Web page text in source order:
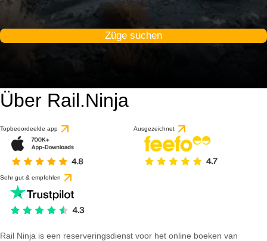
Züge suchen
Über Rail.Ninja
Topbeoordeelde app Ausgezeichnet
Sehr gut & empfohlen
Rail Ninja is een reserveringsdienst voor het online boeken van